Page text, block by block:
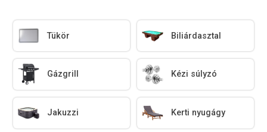
Tükör Biliárdasztal
Gázgrill Kézi súlyzó
Jakuzzi Kerti nyugágy